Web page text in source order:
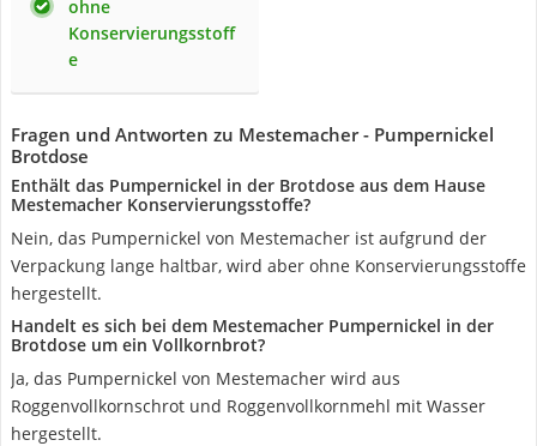
ohne
Konservierungsstoff
e
Fragen und Antworten zu Mestemacher - Pumpernickel
Brotdose
Enthält das Pumpernickel in der Brotdose aus dem Hause
Mestemacher Konservierungsstoffe?
Nein, das Pumpernickel von Mestemacher ist aufgrund der
Verpackung lange haltbar, wird aber ohne Konservierungsstoffe
hergestellt.
Handelt es sich bei dem Mestemacher Pumpernickel in der
Brotdose um ein Vollkornbrot?
Ja, das Pumpernickel von Mestemacher wird aus
Roggenvollkornschrot und Roggenvollkornmehl mit Wasser
hergestellt.